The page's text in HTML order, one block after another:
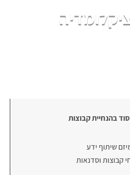
בהנחיית קבוצות
שיתוף ידע
קבוצות וסדנאות